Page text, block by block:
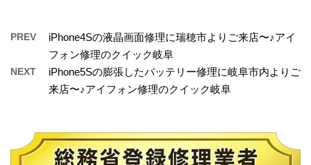
PREV
iPhone4Sの液晶画面修理に瑞穂市よりご来店〜♪アイ
フォン修理のクイック岐阜
NEXT
iPhone5Sの膨張したバッテリー修理に岐阜市内よりご
来店〜♪アイフォン修理のクイック岐阜